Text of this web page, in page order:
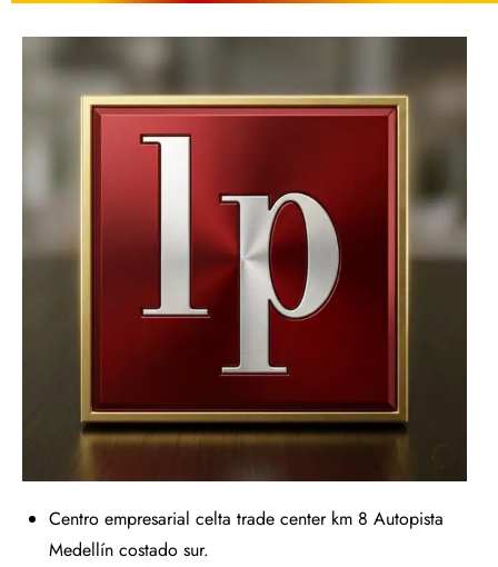
Centro empresarial celta trade center km 8 Autopista
Medellín costado sur.